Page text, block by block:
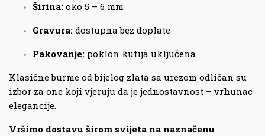
Širina: oko 5 – 6 mm
Gravura: dostupna bez doplate
Pakovanje: poklon kutija uključena
Klasične burme od bijelog zlata sa urezom odličan su
izbor za one koji vjeruju da je jednostavnost – vrhunac
elegancije.
Vršimo dostavu širom svijeta na naznačenu